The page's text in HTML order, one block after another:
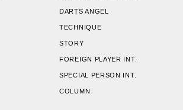
DARTS ANGEL
TECHNIQUE
STORY
FOREIGN PLAYER INT.
SPECIAL PERSON INT.
COLUMN